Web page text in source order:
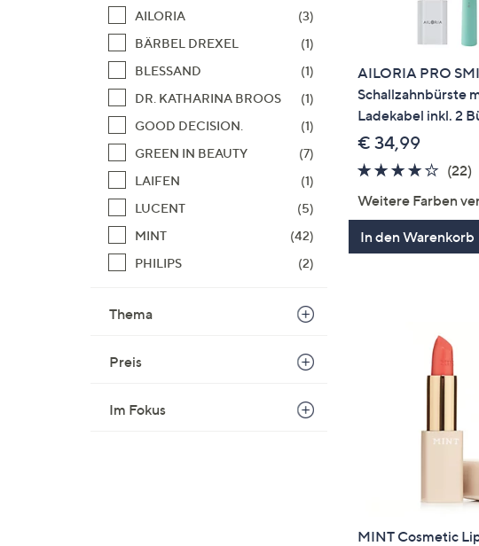
AILORIA
(3)
BÄRBEL DREXEL
(1)
BLESSAND
(1)
DR. KATHARINA BROOS
(1)
GOOD DECISION.
(1)
GREEN IN BEAUTY
(7)
LAIFEN
(1)
LUCENT
(5)
MINT
(42)
PHILIPS
(2)
Thema
Preis
Im Fokus
AILORIA PRO
Schallzahnbürste
Ladekabel inkl. 2
€ 34,99
4.2
(22)22
Weitere Farben
In den Warenkorb
MINT Cosmetic